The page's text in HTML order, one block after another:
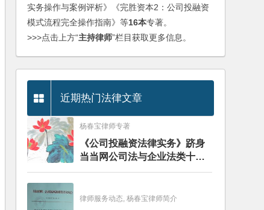
实务操作与案例评析》《完胜资本2：公司投融资
模式流程完全操作指南》等16本专著。
>>>点击上方“主持律师”栏目获取更多信息。
近期热门法律文章
杨春宝律师专著
《公司投融资法律实务》跻身
当当网公司法与企业法类十大
畅销图书榜
律师服务动态, 杨春宝律师简介